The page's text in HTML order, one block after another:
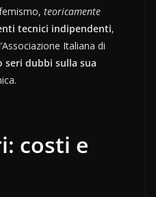
teoricamente
tecnici indipendenti,
Italiana di
seri dubbi sulla sua
costi e